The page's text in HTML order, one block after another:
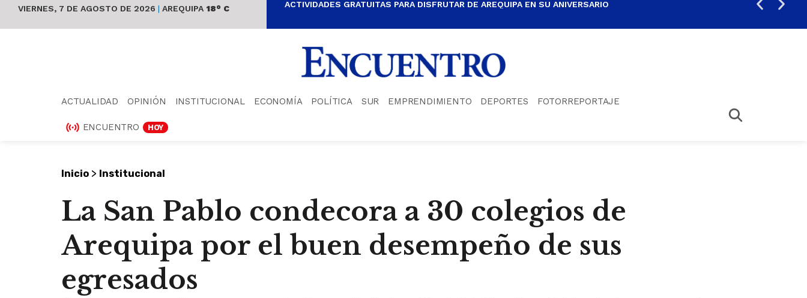
VIERNES, 7 DE AGOSTO DE 2026 | AREQUIPA 18° C ACTIVIDADES GRATUITAS PARA DISFRUTAR DE AREQUIPA EN SU ANIVERSARIO
ACTUALIDAD OPINIÓN INSTITUCIONAL ECONOMÍA POLÍTICA SUR EMPRENDIMIENTO DEPORTES FOTORREPORTAJE
ENCUENTRO HOY
Inicio > Institucional
La San Pablo condecora a 30 colegios de
Arequipa por el buen desempeño de sus
egresados